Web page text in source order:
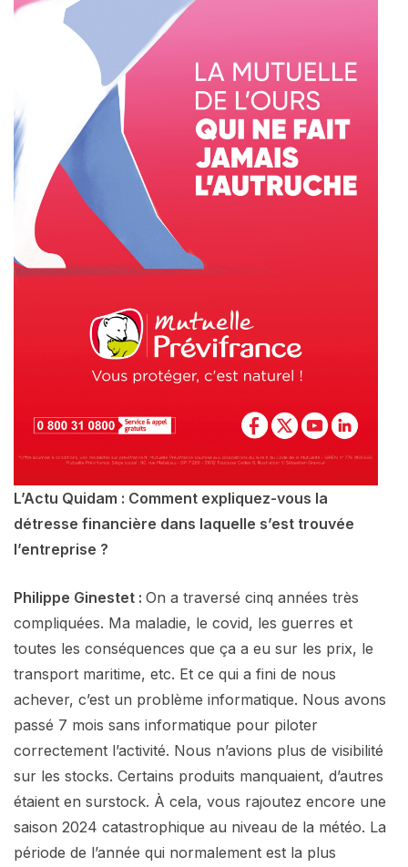
L’Actu Quidam : Comment expliquez-vous la
détresse financière dans laquelle s’est trouvée
l’entreprise ?
Philippe Ginestet : On a traversé cinq années très
compliquées. Ma maladie, le covid, les guerres et
toutes les conséquences que ça a eu sur les prix, le
transport maritime, etc. Et ce qui a fini de nous
achever, c’est un problème informatique. Nous avons
passé 7 mois sans informatique pour piloter
correctement l’activité. Nous n’avions plus de visibilité
sur les stocks. Certains produits manquaient, d’autres
étaient en surstock. À cela, vous rajoutez encore une
saison 2024 catastrophique au niveau de la météo. La
période de l’année qui normalement est la plus